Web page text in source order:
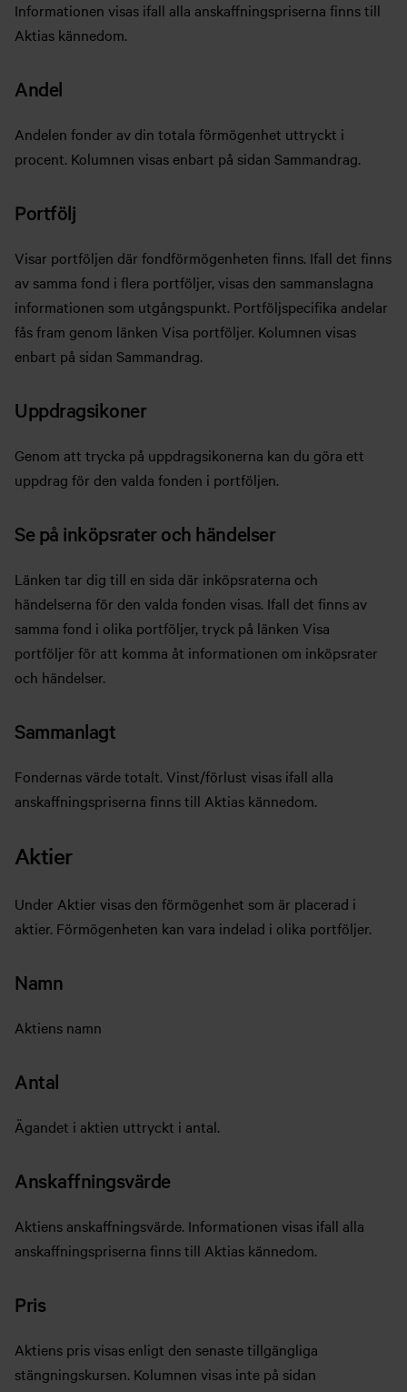
Informationen visas ifall alla anskaffningspriserna finns till
Aktias kännedom.
Andel
Andelen fonder av din totala förmögenhet uttryckt i
procent. Kolumnen visas enbart på sidan Sammandrag.
Portfölj
Visar portföljen där fondförmögenheten finns. Ifall det finns
av samma fond i flera portföljer, visas den sammanslagna
informationen som utgångspunkt. Portföljspecifika andelar
fås fram genom länken Visa portföljer. Kolumnen visas
enbart på sidan Sammandrag.
Uppdragsikoner
Genom att trycka på uppdragsikonerna kan du göra ett
uppdrag för den valda fonden i portföljen.
Se på inköpsrater och händelser
Länken tar dig till en sida där inköpsraterna och
händelserna för den valda fonden visas. Ifall det finns av
samma fond i olika portföljer, tryck på länken Visa
portföljer för att komma åt informationen om inköpsrater
och händelser.
Sammanlagt
Fondernas värde totalt. Vinst/förlust visas ifall alla
anskaffningspriserna finns till Aktias kännedom.
Aktier
Under Aktier visas den förmögenhet som är placerad i
aktier. Förmögenheten kan vara indelad i olika portföljer.
Namn
Aktiens namn
Antal
Ägandet i aktien uttryckt i antal.
Anskaffningsvärde
Aktiens anskaffningsvärde. Informationen visas ifall alla
anskaffningspriserna finns till Aktias kännedom.
Pris
Aktiens pris visas enligt den senaste tillgängliga
stängningskursen. Kolumnen visas inte på sidan